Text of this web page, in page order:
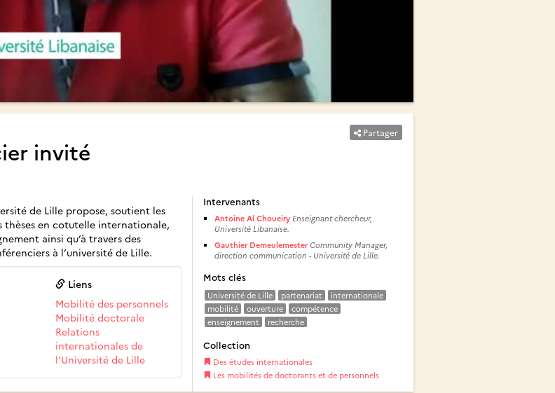
Partager
invité
de Lille propose, soutient les
thèses en cotutelle internationale,
ainsi qu’à travers des
à l’université de Lille.
Liens
Mobilité des personnels
Mobilité doctorale
Relations
internationales de
l’Université de Lille
Intervenants
Antoine Al Choueiry Enseignant chercheur,
Université Libanaise.
Gauthier Demeulemester Community Manager,
direction communication - Université de Lille.
Mots clés
Université de Lille partenariat
internationale
mobilité
ouverture
compétence
enseignement
recherche
Collection
Des études internationales
Les mobilités de doctorants et de personnels